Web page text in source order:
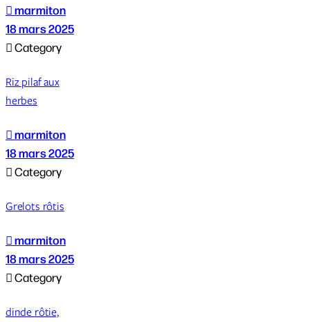
marmiton
18 mars 2025
Category
Riz pilaf aux
herbes
marmiton
18 mars 2025
Category
Grelots rôtis
marmiton
18 mars 2025
Category
dinde rôtie,